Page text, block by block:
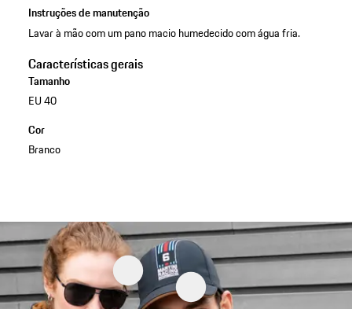
Instruções de manutenção
Lavar à mão com um pano macio humedecido com água fria.
Características gerais
Tamanho
EU 40
Cor
Branco